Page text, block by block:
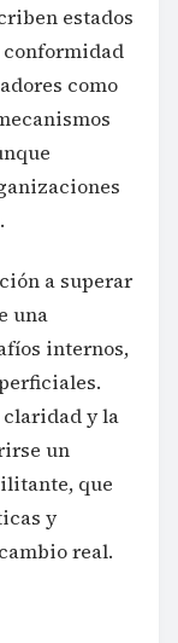
estados
conformidad
como
a superar
una
internos,
claridad y la
un
que
y
real.